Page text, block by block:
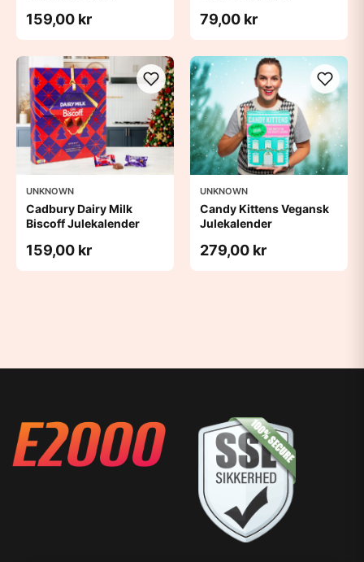
159,00 kr 79,00 kr
UNKNOWN
Cadbury Dairy Milk
Biscoff Julekalender
159,00 kr
UNKNOWN
Candy Kittens Vegansk
Julekalender
279,00 kr